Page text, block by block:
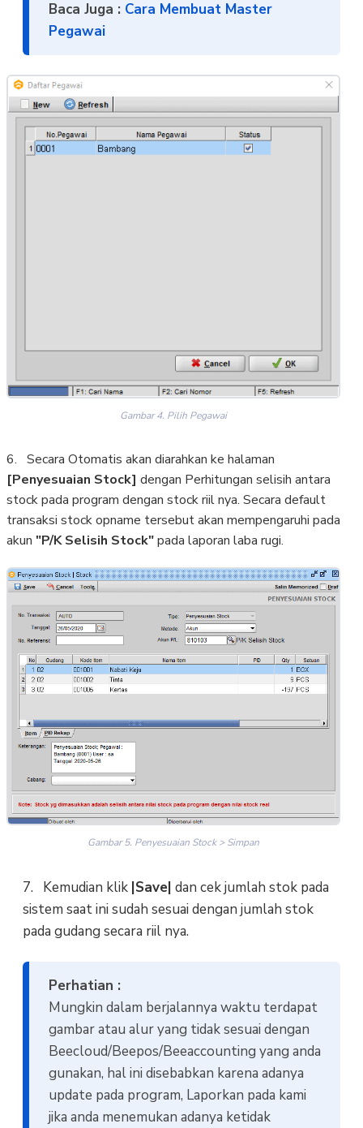
Baca Juga : Cara Membuat Master
Pegawai
Gambar 4. Pilih Pegawai
6. Secara Otomatis akan diarahkan ke halaman
[Penyesuaian Stock] dengan Perhitungan selisih antara
stock pada program dengan stock riil nya. Secara default
transaksi stock opname tersebut akan mempengaruhi pada
akun "P/K Selisih Stock"pada laporan laba rugi.
Gambar 5. Penyesuaian Stock > Simpan
7. Kemudian klik |Save| dan cek jumlah stok pada
sistem saat ini sudah sesuai dengan jumlah stok
pada gudang secara riil nya.
Perhatian :
Mungkin dalam berjalannya waktu terdapat
gambar atau alur yang tidak sesuai dengan
Beecloud/Beepos/Beeaccounting yang anda
gunakan, hal ini disebabkan karena adanya
update pada program, Laporkan pada kami
jika anda menemukan adanya ketidak